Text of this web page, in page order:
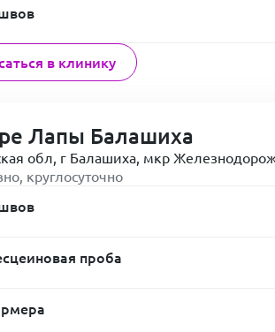
в клинику
Лапы Балашиха
обл, г Балашиха, мкр
круглосуточно
проба